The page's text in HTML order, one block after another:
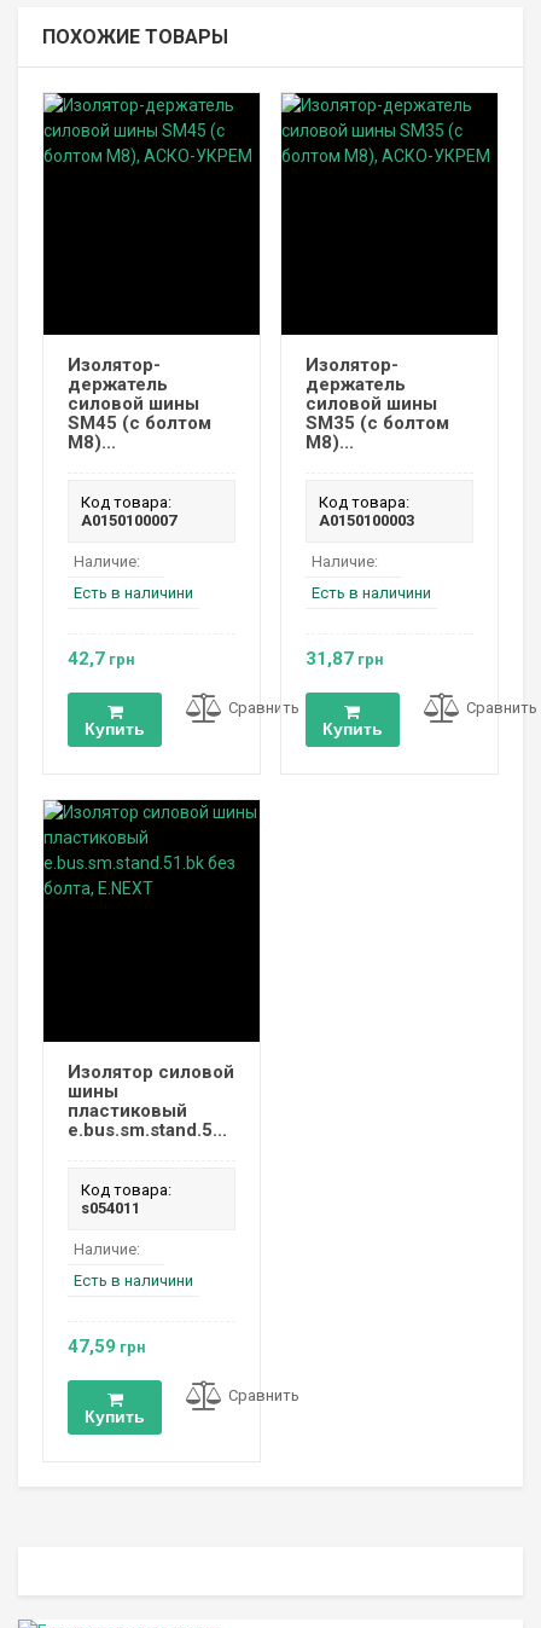
ПОХОЖИЕ ТОВАРЫ
Изолятор-
держатель
силовой шины
SM45 (с болтом
М8)...
Код товара:
A0150100007
Наличие:
Есть в наличини
42,7 грн
Купить
Сравнить
Изолятор-
держатель
силовой шины
SM35 (с болтом
М8)...
Код товара:
A0150100003
Наличие:
Есть в наличини
31,87грн
Купить
Сравнить
Изолятор силовой
шины
пластиковый
e.bus.sm.stand.5...
Код товара:
s054011
Наличие:
Есть в наличини
47,59 грн
Купить
Сравнить